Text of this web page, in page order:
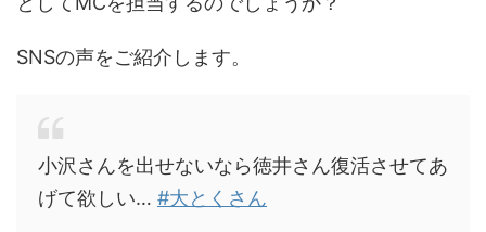
SNSの声をご紹介します。
小沢さんを出せないなら徳井さん復活させてあ
げて欲しい… #大とくさん